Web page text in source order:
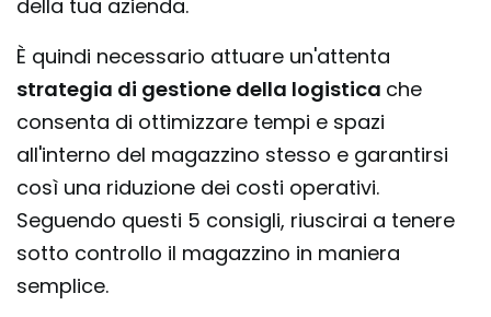
della tua azienda.
È quindi necessario attuare un'attenta
strategia di gestione della logistica che
consenta di ottimizzare tempi e spazi
all'interno del magazzino stesso e garantirsi
così una riduzione dei costi operativi.
Seguendo questi 5 consigli, riuscirai a tenere
sotto controllo il magazzino in maniera
semplice.